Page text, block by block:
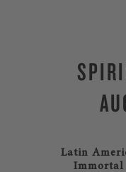
Latin
Immortal